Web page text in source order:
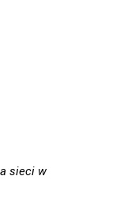
sieci w